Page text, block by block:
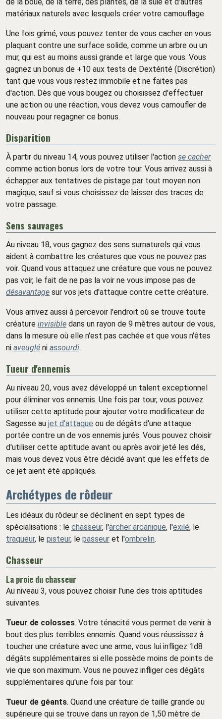
matériaux naturels avec lesquels créer votre camouflage.
Une fois grimé, vous pouvez tenter de vous cacher en vous
plaquant contre une surface solide, comme un arbre ou un
mur, qui est au moins aussi grande et large que vous. Vous
gagnez un bonus de +10 aux tests de Dextérité (Discrétion)
tant que vous vous restez immobile et ne faites pas
d'action. Dès que vous bougez ou choisissez d'effectuer
une action ou une réaction, vous devez vous camoufler de
nouveau pour regagner ce bonus.
Disparition
À partir du niveau 14, vous pouvez utiliser l'action se cacher
comme action bonus lors de votre tour. Vous arrivez aussi à
échapper aux tentatives de pistage par tout moyen non
magique, sauf si vous choisissez de laisser des traces de
votre passage.
Sens sauvages
Au niveau 18, vous gagnez des sens surnaturels qui vous
aident à combattre les créatures que vous ne pouvez pas
voir. Quand vous attaquez une créature que vous ne pouvez
pas voir, le fait de ne pas la voir ne vous impose pas de
désavantage sur vos jets d'attaque contre cette créature.
Vous arrivez aussi à percevoir l'endroit où se trouve toute
créature invisible dans un rayon de 9 mètres autour de vous,
dans la mesure où elle n'est pas cachée et que vous n'êtes
ni aveuglé ni assourdi.
Tueur d'ennemis
Au niveau 20, vous avez développé un talent exceptionnel
pour éliminer vos ennemis. Une fois par tour, vous pouvez
utiliser cette aptitude pour ajouter votre modificateur de
Sagesse au jet d'attaque ou de dégâts d'une attaque
portée contre un de vos ennemis jurés. Vous pouvez choisir
d'utiliser cette aptitude avant ou après avoir jeté les dés,
mais vous devez vous être décidé avant que les effets de
ce jet aient été appliqués.
Archétypes de rôdeur
Les idéaux du rôdeur se déclinent en sept types de
spécialisations : le chasseur, l'archer arcanique, l'exilé, le
traqueur, le pisteur, le passeur et l'ombrelin.
Chasseur
La proie du chasseur
Au niveau 3, vous pouvez choisir l'une des trois aptitudes
suivantes.
Tueur de colosses. Votre ténacité vous permet de venir à
bout des plus terribles ennemis. Quand vous réussissez à
toucher une créature avec une arme, vous lui infligez 1d8
dégâts supplémentaires si elle possède moins de points de
vie que son maximum. Vous ne pouvez infliger ces dégâts
supplémentaires qu'une fois par tour.
Tueur de géants. Quand une créature de taille grande ou
supérieure qui se trouve dans un rayon de 1,50 mètre de